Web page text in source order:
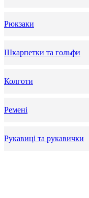
Рюкзаки
Шкарпетки та гольфи
Колготи
Ремені
Рукавиці та рукавички